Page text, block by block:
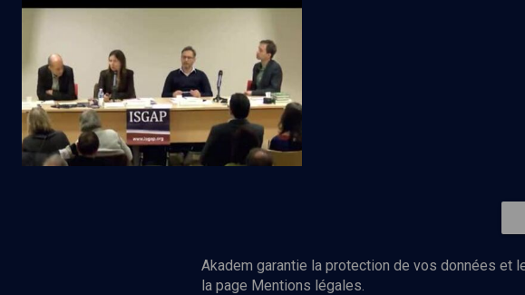
La haine comme repère (5/8)
Akadem garantie la protection de vos données et
la page Mentions légales.